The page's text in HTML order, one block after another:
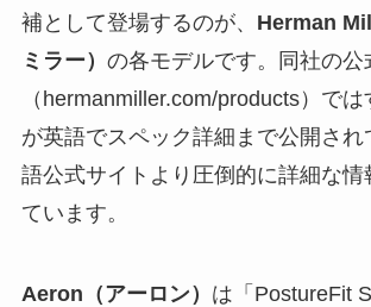
補として登場するのが、 Herman
ミラー） の各モデルです。同社の公
（hermanmiller.com/products）で
が英語でスペック詳細まで公開され
語公式サイトより圧倒的に詳細な情
ています。
Aeron（アーロン） は「PostureFit